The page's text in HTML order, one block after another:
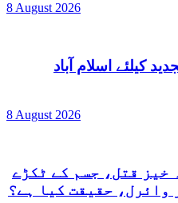
8 August 2026
کیلئے اسلام آباد
8 August 2026
خیز قتل، جسم کے ٹکڑے
وائرل، حقیقت کیا ہے؟